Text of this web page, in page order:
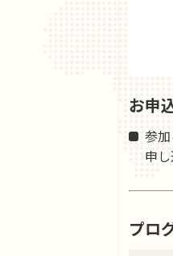
お申
参加
申
プロ